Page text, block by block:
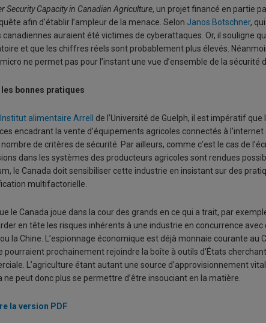
Security Capacity in Canadian Agriculture, un projet financé en partie
afin d’établir l’ampleur de la menace. Selon Janos Botschner,
auraient été victimes de cyberattaques. Or, il souligne
et que les chiffres réels sont probablement plus élevés.
ne permet pas pour l’instant une vue d’ensemble de la sécurité
bonnes pratiques
alimentaire Arrell
de l’Université de Guelph, il est impératif
encadrant la vente d’équipements agricoles connectés à l’internet
de critères de sécurité. Par ailleurs, comme c’est le cas de
dans les systèmes des producteurs agricoles sont rendues
le Canada doit sensibiliser cette industrie en insistant sur des
multifactorielle.
le Canada joue dans la cour des grands en ce qui a trait, par
en tête les risques inhérents à une industrie en concurrence
ou la Chine. L’espionnage économique est déjà monnaie courante
pourraient prochainement rejoindre la boîte à outils d’États
L’agriculture étant autant une source d’approvisionnement
ne peut donc plus se permettre d’être insouciant en la matière.
la version PDF